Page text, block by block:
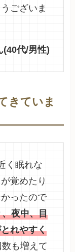
ございま
(40代/男性)
きていま
く眠れな
覚めたり
ったので
夜中、目
れやすく
も増えて